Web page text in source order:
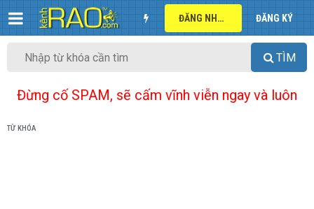
ĐĂNG NHẬP ĐĂNG KÝ
TÌM
Đừng cố SPAM, sẽ cấm vĩnh viễn ngay và luôn
TỪ KHÓA